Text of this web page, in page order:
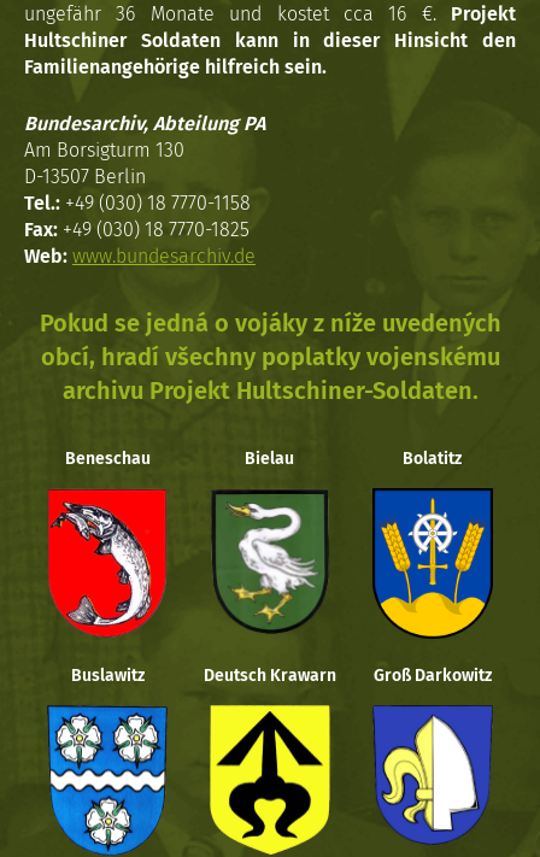
ungefähr 36 Monate und kostet cca 16 €. Projekt
Hultschiner Soldaten kann in dieser Hinsicht den
Familienangehörige hilfreich sein.
Bundesarchiv, Abteilung PA
Am Borsigturm 130
D-13507 Berlin
Tel.: +49 (030) 18 7770-1158
Fax: +49 (030) 18 7770-1825
Web: www.bundesarchiv.de
Pokud se jedná o vojáky z níže uvedených
obcí, hradí všechny poplatky vojenskému
archivu Projekt Hultschiner-Soldaten.
Beneschau Bielau Bolatitz
Buslawitz Deutsch Krawarn Groß Darkowitz